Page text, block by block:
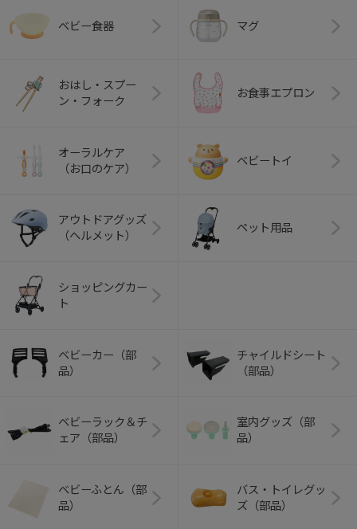
ベビー食器 マグ
おはし・スプー
ン・フォーク
お食事エプロン
オーラルケア
（お口のケア）
ベビートイ
アウトドアグッズ
（ヘルメット）
ペット用品
ショッピングカー
ト
ベビーカー（部
品）
チャイルドシート
（部品）
ベビーラック＆チ
ェア（部品）
室内グッズ（部
品）
ベビーふとん（部
品）
バス・トイレグッ
ズ（部品）